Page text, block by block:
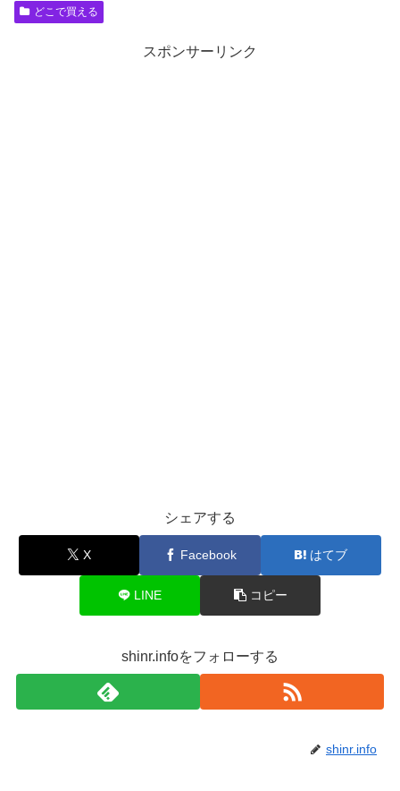
どこで買える
スポンサーリンク
シェアする
X Facebook はてブ
LINE コピー
shinr.infoをフォローする
shinr.info